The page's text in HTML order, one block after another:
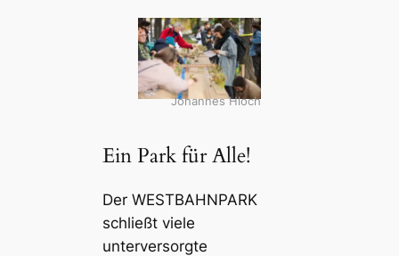
Johannes Hloch
Ein Park für Alle!
Der WESTBAHNPARK
schließt viele
unterversorgte